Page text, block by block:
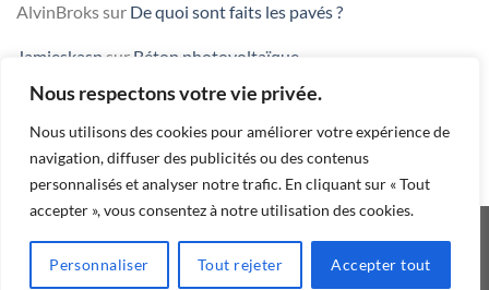
Nous respectons votre vie privée.
Nous utilisons des cookies pour améliorer votre expérience de
navigation, diffuser des publicités ou des contenus
personnalisés et analyser notre trafic. En cliquant sur « Tout
accepter », vous consentez à notre utilisation des cookies.
Personnaliser Tout rejeter Accepter tout
AlvinBrokssur De quoi sont faits les pavés ?
Jamieskasp sur Béton photovoltaïque
AntonioKaxsurComment enlever la peinture sur le béton ?
Innovachem [2025] ©BETOFF